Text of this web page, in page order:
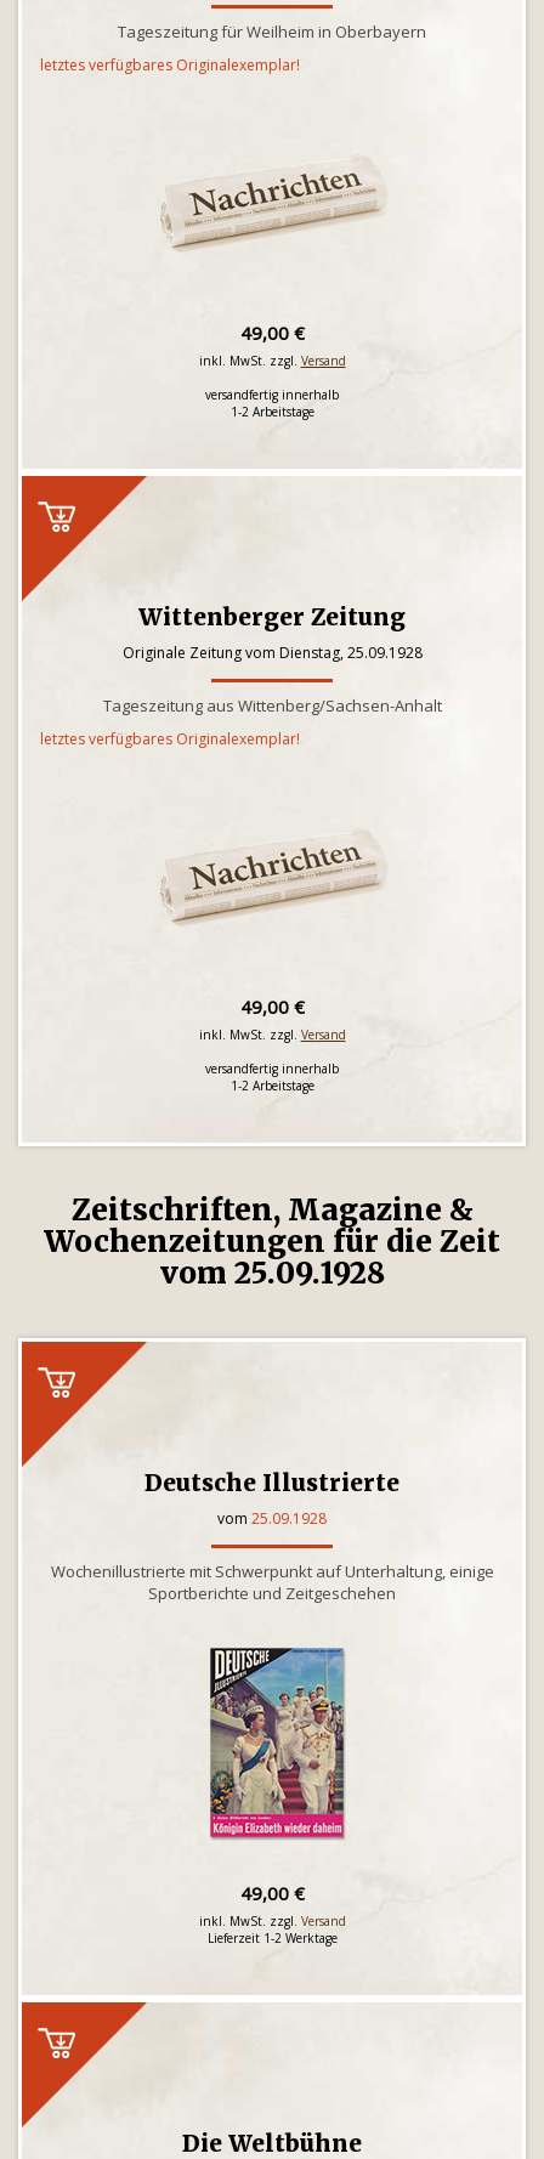
Tageszeitung für Weilheim in Oberbayern
letztes verfügbares Originalexemplar!
49,00 €
inkl. MwSt. zzgl. Versand
versandfertig innerhalb
1-2 Arbeitstage
Wittenberger Zeitung
Originale Zeitung vom Dienstag, 25.09.1928
Tageszeitung aus Wittenberg/Sachsen-Anhalt
letztes verfügbares Originalexemplar!
49,00 €
inkl. MwSt. zzgl. Versand
versandfertig innerhalb
1-2 Arbeitstage
Zeitschriften, Magazine &
Wochenzeitungen für die Zeit
vom 25.09.1928
Deutsche Illustrierte
vom 25.09.1928
Wochenillustrierte mit Schwerpunkt auf Unterhaltung, einige
Sportberichte und Zeitgeschehen
49,00 €
inkl. MwSt. zzgl. Versand
Lieferzeit 1-2 Werktage
Die Weltbühne